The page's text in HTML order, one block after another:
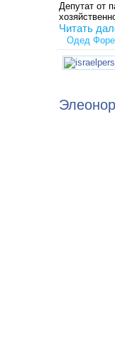
Депутат от
Читать
Одед